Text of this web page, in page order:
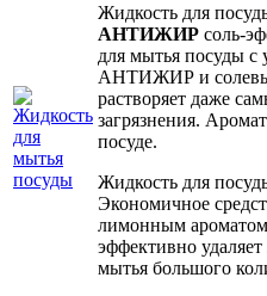
Жидкость для
АНТИЖИР соль-
для мытья посуды с
АНТИЖИР и
растворяет даже
загрязнения.
посуде.
Жидкость для
Экономичное
лимонным
эффективно
мытья большого